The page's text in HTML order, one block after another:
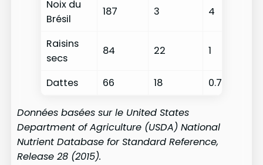
Noix du
Brésil
187 3 4
Raisins
secs
84 22 1
Dattes 66 18 0.7
Données basées sur le United States
Department of Agriculture (USDA) National
Nutrient Database for Standard Reference,
Release 28 (2015).